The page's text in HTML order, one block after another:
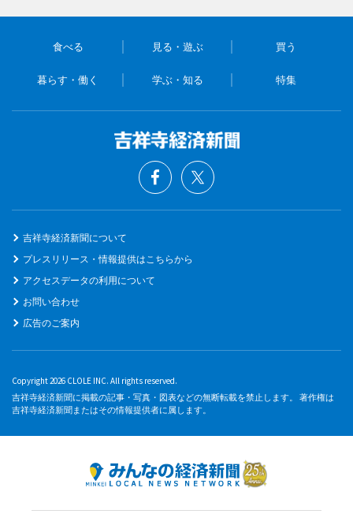
食べる 見る・遊ぶ 買う
暮らす・働く 学ぶ・知る 特集
吉祥寺経済新聞について
プレスリリース・情報提供はこちらから
アクセスデータの利用について
お問い合わせ
広告のご案内
Copyright 2026 CLOLE INC. All rights reserved.
吉祥寺経済新聞に掲載の記事・写真・図表などの無断転載を禁止します。 著作権は
吉祥寺経済新聞またはその情報提供者に属します。